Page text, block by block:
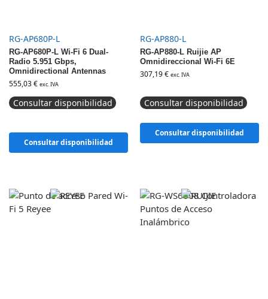
RG-AP680P-L
RG-AP680P-L Wi-Fi 6 Dual-
Radio 5.951 Gbps,
Omnidirectional Antennas
555,03€ exc. IVA
Consultar disponibilidad
Consultar disponibilidad
RG-AP880-L
RG-AP880-L Ruijie AP
Omnidireccional Wi-Fi 6E
307,19€ exc. IVA
Consultar disponibilidad
Consultar disponibilidad